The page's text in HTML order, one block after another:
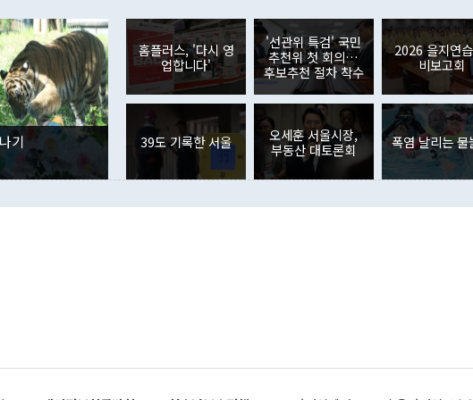
이 9월 러시아 블라디보스토크에서 열리는 '동방경제포럼(EEF)'을 언
며 "정부 차원에서 (참석을) 검토하고 있다"고 발언한 데 대해서도 조
은 "그것은 외교부의 몫"이라며 "아직 거기까지 진도가 나가지 않았
잘랐다. 정 장관이 이날 소개한 대북 구상과 설명은 정부 내 조율을 거
않았다는 점에서 문제가 있다. 특히 주적 표현 대체와 국호 사용,
사합의 복원, 4자회담 추진 등은 통일부 장관이 결정할 사안이 아니어
권이라는 지적이 나오고 있다. 이 대통령은 정 장관의 업무보고를 듣
뒤 "여기 업무보고에 발표했다고 승인난 건 아니다"라고 재차 확인했
부의 한 소식통은 "정 장관의 발언 내용은 대부분 국가안전보장회의
를 거쳐 결정된 사안이 아닌 정 장관의 개인적 생각에 가깝다"며 "안보
련 부처 장관이 정부의 공식 정책이 아닌 사안을 추진하겠다고 업무
하고 대통령의 면전에서 '국군통수권자가 나서야 한다'고 주장한 것
이나 미국은 북한에 선비핵화를 공식적으로 요구한 적이 없기 때문이
였던 올해 3월(369억9000만달러)을 넘어선 것이다. 직접투자에서는
인의 해외투자가 80억1000만달러, 외국인의 국내투자가 46억3000
각각 증가했다. 증권투자에서는 외국인의 국내 주식 매도세가 이어졌
국인의 국내 주식 투자는 차익실현 매도 등의 영향으로 316억1000만
감소하며 전월(-310억5000만달러)에 이어 역대 최대 순매도 기록을
경신했다. 외국인의 국내 채권투자는 세계국채지수(WGBI) 자금 유입
분기 말 만기도래 영향으로 증가 폭이 줄어든 52억9000만달러를 기
다. 내국인의 해외 증권투자는 주식을 중심으로 35억6000만달러 증
다. eoyn2@newspim.com
기
홈플러스, '다시 영
업합니다'
'선관위 특검' 국민
추천위 첫 회의…
후보추천 절차 착수
2026 을지연
비보고회
39도 기록한 서울
오세훈 서울시장,
부동산 대토론회
폭염 날리는 물